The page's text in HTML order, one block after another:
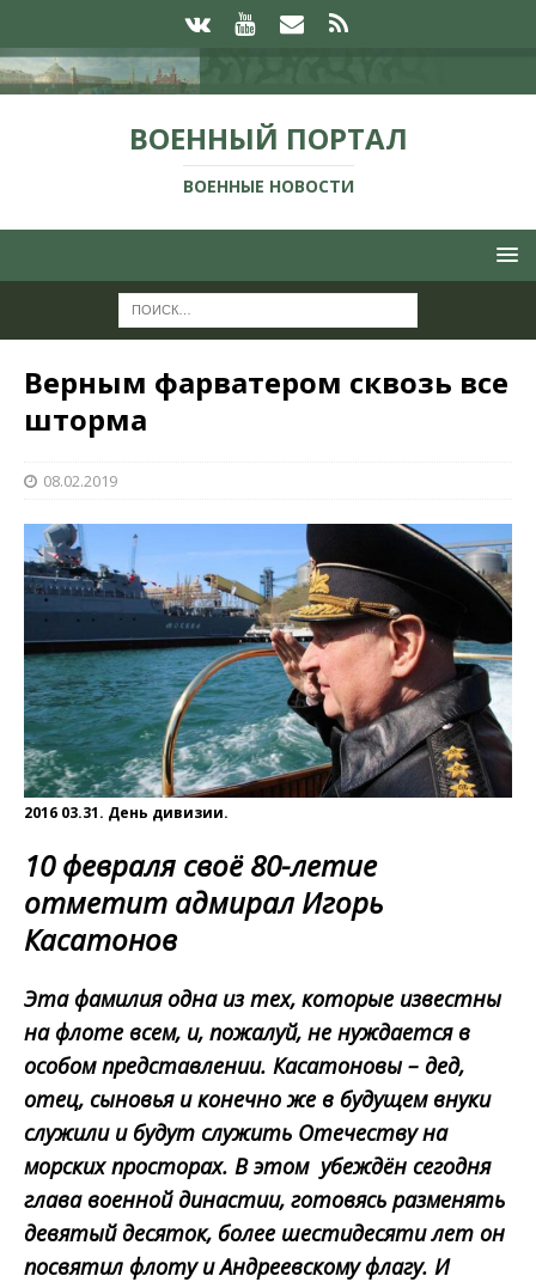
ВОЕННЫЙ ПОРТАЛ
ВОЕННЫЕ НОВОСТИ
Верным фарватером сквозь все
шторма
08.02.2019
2016 03.31. День дивизии.
10 февраля своё 80-летие
отметит адмирал Игорь
Касатонов
Эта фамилия одна из тех, которые известны
на флоте всем, и, пожалуй, не нуждается в
особом представлении. Касатоновы – дед,
отец, сыновья и конечно же в будущем внуки
служили и будут служить Отечеству на
морских просторах. В этом убеждён сегодня
глава военной династии, готовясь разменять
девятый десяток, более шестидесяти лет он
посвятил флоту и Андреевскому флагу. И